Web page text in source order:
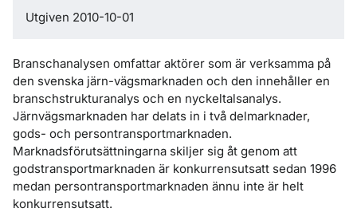
Utgiven 2010-10-01
Branschanalysen omfattar aktörer som är verksamma på
den svenska järn-vägsmarknaden och den innehåller en
branschstrukturanalys och en nyckeltalsanalys.
Järnvägsmarknaden har delats in i två delmarknader,
gods- och persontransportmarknaden.
Marknadsförutsättningarna skiljer sig åt genom att
godstransportmarknaden är konkurrensutsatt sedan 1996
medan persontransportmarknaden ännu inte är helt
konkurrensutsatt.